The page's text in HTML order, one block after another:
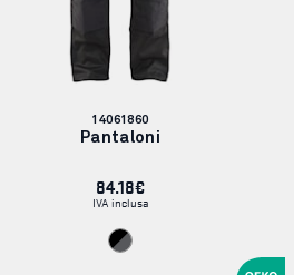
Codice
articolo:
14061860
Pantaloni
84.18€
IVA inclusa